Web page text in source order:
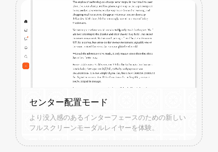
センター配置モード
より没入感のあるインターフェースのための新しい
フルスクリーンモーダルレイヤーを体験。